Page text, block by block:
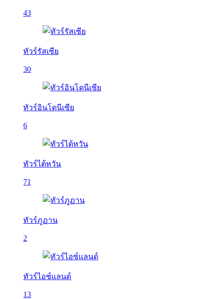
43
ทัวร์รัสเซีย
30
ทัวร์อินโดนีเซีย
6
ทัวร์ไต้หวัน
71
ทัวร์ภูฏาน
2
ทัวร์ไอซ์แลนด์
13